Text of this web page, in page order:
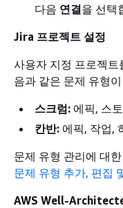
다음 연결을 선택
Jira 프로젝트 설정
사용자 지정 프로젝
음과 같은 문제 유형
스크럼: 에픽, 스
칸반: 에픽, 작업,
문제 유형 관리에 대
문제 유형 추가, 편집
AWS Well-